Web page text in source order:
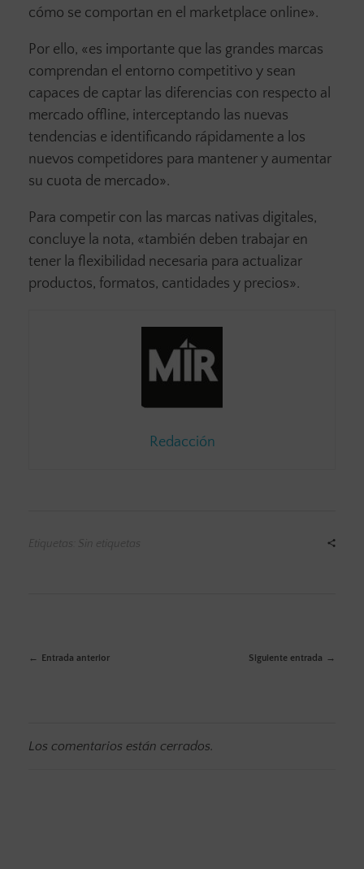
cómo se comportan en el marketplace online».
Por ello, «es importante que las grandes marcas
comprendan el entorno competitivo y sean
capaces de captar las diferencias con respecto al
mercado offline, interceptando las nuevas
tendencias e identificando rápidamente a los
nuevos competidores para mantener y aumentar
su cuota de mercado».
Para competir con las marcas nativas digitales,
concluye la nota, «también deben trabajar en
tener la flexibilidad necesaria para actualizar
productos, formatos, cantidades y precios».
Redacción
Etiquetas: Sin etiquetas
Entrada anterior Siguiente entrada
Los comentarios están cerrados.